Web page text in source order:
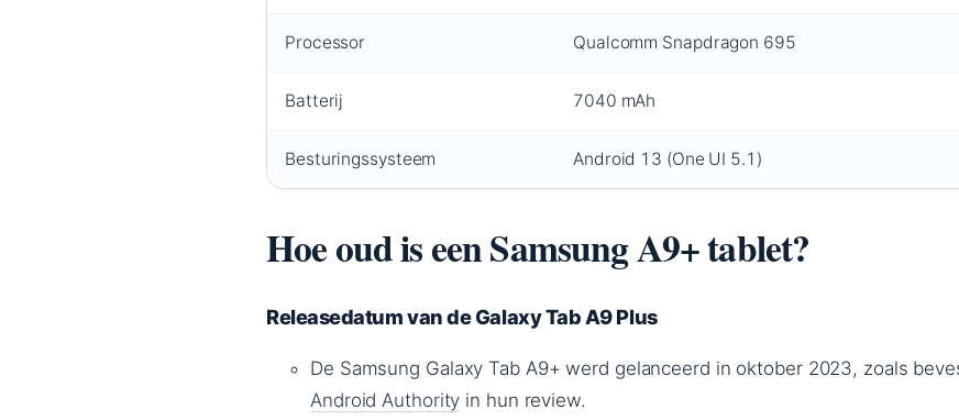
Processor Qualcomm Snapdragon 695
Batterij 7040 mAh
Besturingssysteem Android 13 (One UI 5.1)
Hoe oud is een Samsung A9+ tablet?
Releasedatum van de Galaxy Tab A9 Plus
De Samsung Galaxy Tab A9+ werd gelanceerd in oktober 2023, zoals
Android Authority in hun review.